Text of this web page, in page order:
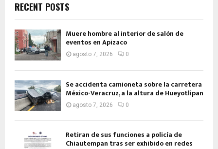
RECENT POSTS
Muere hombre al interior de salón de
eventos en Apizaco
agosto 7, 2026 0
Se accidenta camioneta sobre la carretera
México-Veracruz, a la altura de Hueyotlipan
agosto 7, 2026 0
Retiran de sus funciones a policía de
Chiautempan tras ser exhibido en redes